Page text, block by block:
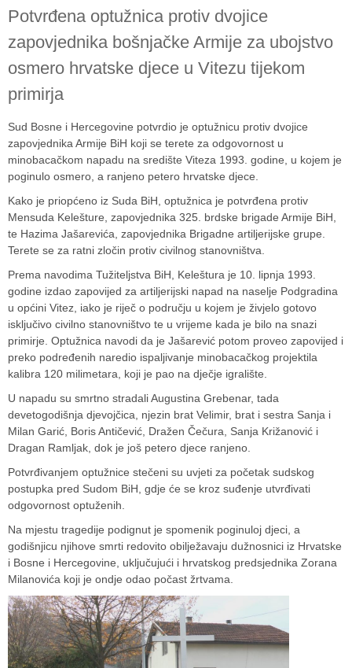
Potvrđena optužnica protiv dvojice
zapovjednika bošnjačke Armije za ubojstvo
osmero hrvatske djece u Vitezu tijekom
primirja
Sud Bosne i Hercegovine potvrdio je optužnicu protiv dvojice
zapovjednika Armije BiH koji se terete za odgovornost u
minobacačkom napadu na središte Viteza 1993. godine, u kojem je
poginulo osmero, a ranjeno petero hrvatske djece.
Kako je priopćeno iz Suda BiH, optužnica je potvrđena protiv
Mensuda Kelešture, zapovjednika 325. brdske brigade Armije BiH,
te Hazima Jašarevića, zapovjednika Brigadne artiljerijske grupe.
Terete se za ratni zločin protiv civilnog stanovništva.
Prema navodima Tužiteljstva BiH, Keleštura je 10. lipnja 1993.
godine izdao zapovijed za artiljerijski napad na naselje Podgradina
u općini Vitez, iako je riječ o području u kojem je živjelo gotovo
isključivo civilno stanovništvo te u vrijeme kada je bilo na snazi
primirje. Optužnica navodi da je Jašarević potom proveo zapovijed i
preko podređenih naredio ispaljivanje minobacačkog projektila
kalibra 120 milimetara, koji je pao na dječje igralište.
U napadu su smrtno stradali Augustina Grebenar, tada
devetogodišnja djevojčica, njezin brat Velimir, brat i sestra Sanja i
Milan Garić, Boris Antičević, Dražen Čečura, Sanja Križanović i
Dragan Ramljak, dok je još petero djece ranjeno.
Potvrđivanjem optužnice stečeni su uvjeti za početak sudskog
postupka pred Sudom BiH, gdje će se kroz suđenje utvrđivati
odgovornost optuženih.
Na mjestu tragedije podignut je spomenik poginuloj djeci, a
godišnjicu njihove smrti redovito obilježavaju dužnosnici iz Hrvatske
i Bosne i Hercegovine, uključujući i hrvatskog predsjednika Zorana
Milanovića koji je ondje odao počast žrtvama.